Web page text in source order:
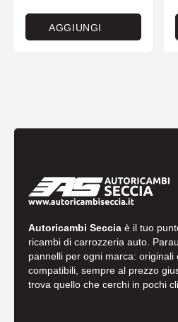
AGGIUNGI
Autoricambi Seccia è il tuo
ricambi di carrozzeria auto.
pannelli per ogni marca:
compatibili, sempre al prezzo
trova quello che cerchi in pochi